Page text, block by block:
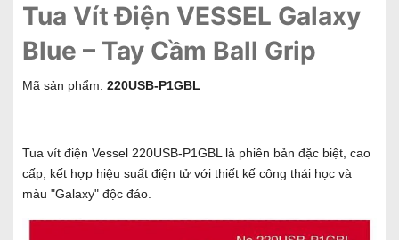
Tua Vít Điện VESSEL Galaxy
Blue – Tay Cầm Ball Grip
Mã sản phẩm: 220USB-P1GBL
Tua vít điện Vessel 220USB-P1GBL là phiên bản đặc biệt, cao
cấp, kết hợp hiệu suất điện tử với thiết kế công thái học và
màu "Galaxy" độc đáo.